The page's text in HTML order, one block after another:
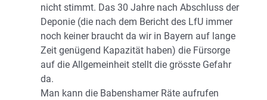
nicht stimmt. Das 30 Jahre nach Abschluss der
Deponie (die nach dem Bericht des LfU immer
noch keiner braucht da wir in Bayern auf lange
Zeit genügend Kapazität haben) die Fürsorge
auf die Allgemeinheit stellt die grösste Gefahr
da.
Man kann die Babenshamer Räte aufrufen